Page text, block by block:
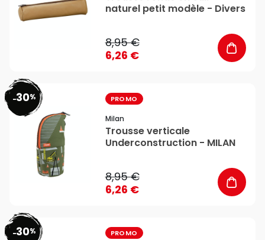
naturel petit modèle - Divers
8,95 €
6,26 €
-30% PROMO
Milan
Trousse verticale
Underconstruction - MILAN
8,95 €
6,26 €
-30% PROMO